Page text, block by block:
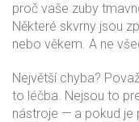
proč vaše zuby
Některé skvrny jsou
nebo věkem. A ne
Největší chyba?
to léčba. Nejsou to
nástroje — a pokud je